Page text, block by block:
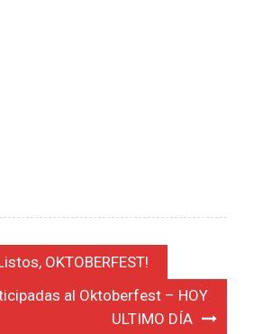
OKTOBERFEST!
al Oktoberfest – HOY
ULTIMO DÍA